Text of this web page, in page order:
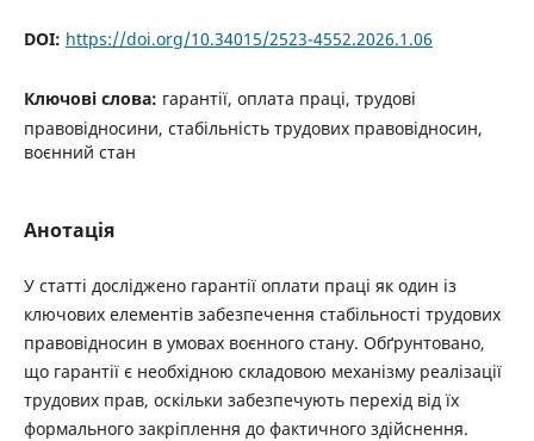
DOI: https://doi.org/10.34015/2523-4552.2026.1.06
Ключові слова: гарантії, оплата праці, трудові
правовідносини, стабільність трудових правовідносин,
воєнний стан
Анотація
У статті досліджено гарантії оплати праці як один із
ключових елементів забезпечення стабільності трудових
правовідносин в умовах воєнного стану. Обґрунтовано,
що гарантії є необхідною складовою механізму реалізації
трудових прав, оскільки забезпечують перехід від їх
формального закріплення до фактичного здійснення.